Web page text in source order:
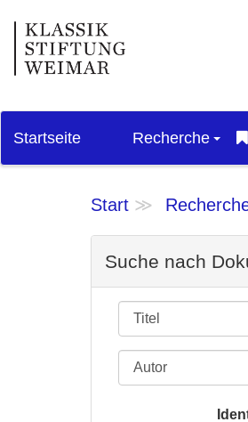
Startseite Recherche
Start
Suche nach